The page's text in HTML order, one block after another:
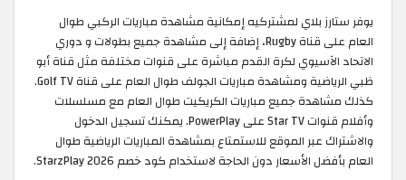
يوفر ستارز بلاي لمشتركيه إمكانية مشاهدة مباريات الركبي طوال
العام على قناة Rugby، إضافة إلى مشاهدة جميع بطولات و دوري
الاتحاد الآسيوي لكرة القدم مباشرة على قنوات مختلفة مثل قناة أبو
ظبي الرياضية ومشاهدة مباريات الجولف طوال العام على قناة Golf TV.
كذلك مشاهدة جميع مباريات الكريكيت طوال العام مع مسلسلات
وأفلام قنوات Star TV على PowerPlay. يمكنك تسجيل الدخول
والاشتراك عبر الموقع للاستمتاع بمشاهدة المباريات الرياضية طوال
العام بأفضل الأسعار دون الحاجة لاستخدام كود خصم StarzPlay 2026.